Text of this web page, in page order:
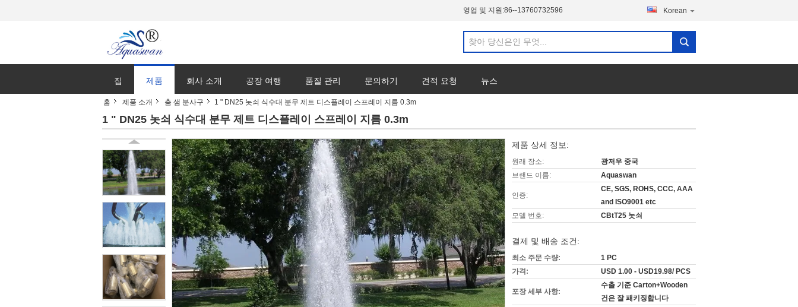
영업 및 지원:86--13760732596 Korean
집 제품 회사 소개 공장 여행 품질 관리 문의하기 견적 요청 뉴스
홈 제품 소개 춤 샘 분사구 1 " DN25 놋쇠 식수대 분무 제트 디스플레이 스프레이 지름 0.3m
1 " DN25 놋쇠 식수대 분무 제트 디스플레이 스프레이 지름 0.3m
제품 상세 정보:
원래 장소:
광저우 중국
브랜드 이름:
Aquaswan
인증:
CE, SGS, ROHS, CCC, AAA
and ISO9001 etc
모델 번호:
CBtT25 놋쇠
결제 및 배송 조건:
최소 주문 수량:
1 PC
가격:
USD 1.00 - USD19.98/ PCS
포장 세부 사항:
수출 기준 Carton+Wooden
건은 잘 패키징합니다